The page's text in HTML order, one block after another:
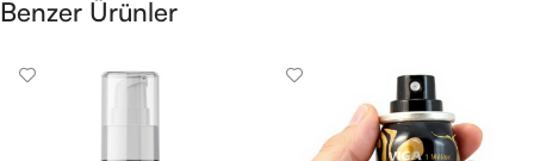
Benzer Ürünler